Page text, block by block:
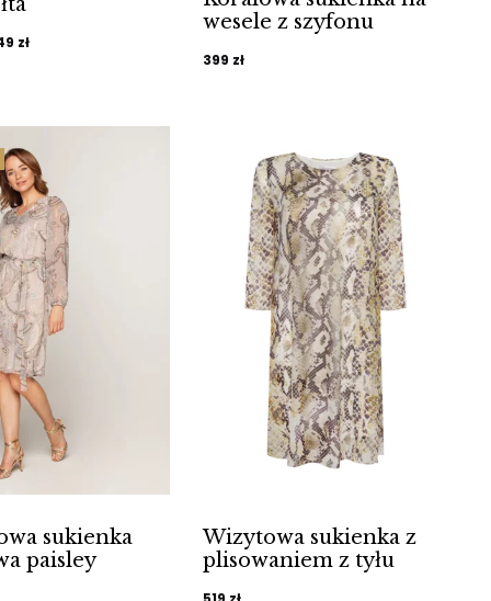
złAktualna
wesele z szyfonu
399 zł
sukienka
paisley
Wizytowa sukienka z
plisowaniem z tyłu